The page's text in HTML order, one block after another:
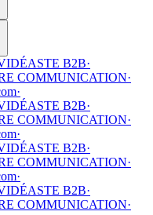
B2B·
COMMUNICATION·
·
B2B·
COMMUNICATION·
·
B2B·
COMMUNICATION·
·
B2B·
COMMUNICATION·